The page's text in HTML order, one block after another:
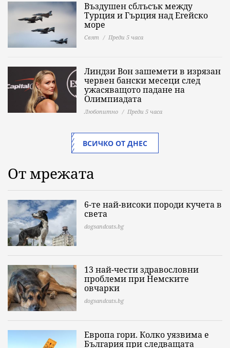
Въздушен сблъсък между
Турция и Гърция над Егейско
море
Свят Преди 5 часа
Линдзи Вон зашемети в изрязан
червен бански месеци след
ужасяващото падане на
Олимпиадата
Любопитно Преди 5 часа
ВСИЧКО ОТ ДНЕС
От мрежата
6-те най-високи породи кучета в
света
dogsandcats.bg
13 най-чести здравословни
проблеми при Немските
овчарки
dogsandcats.bg
Европа гори. Колко уязвима е
България при следващата